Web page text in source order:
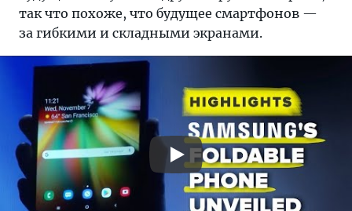
так что похоже, что будущее смартфонов —
за гибкими и складными экранами.